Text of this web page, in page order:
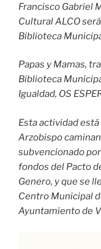
Francisco Gabriel
Cultural ALCO
Biblioteca
Papas y Mamas,
Biblioteca
Igualdad, OS
Esta actividad
Arzobispo
subvencionado
fondos del Pacto
Genero, y que se
Centro Municipal
Ayuntamiento de